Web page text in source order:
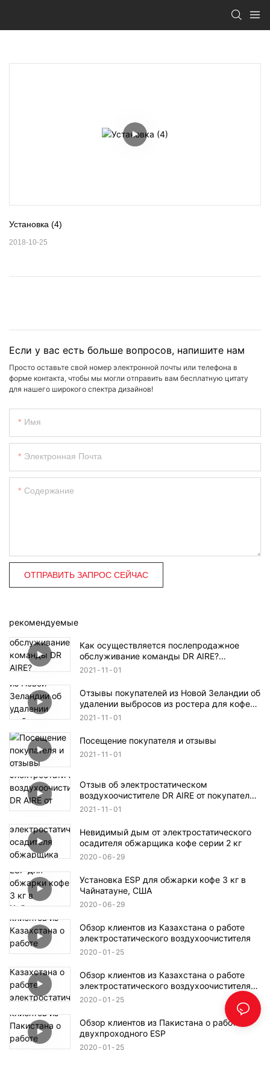
Установка (4)
2018-10-25
Если у вас есть больше вопросов, напишите нам
Просто оставьте свой номер электронной почты или телефона в
форме контакта, чтобы мы могли отправить вам бесплатную цитату
для нашего широкого спектра дизайнов!
Имя
Электронная Почта
Содержание
ОТПРАВИТЬ ЗАПРОС СЕЙЧАС
рекомендуемые
Как осуществляется послепродажное
обслуживание команды DR AIRE?
Посмотреть видеообзор покупателя
2021 11 01
Отзывы покупателей из Новой Зеландии об
удалении выбросов из ростера для кофе
на 60 кг
2021 11 01
Посещение покупателя и отзывы
2021 11 01
Отзыв об электростатическом
воздухоочистителе DR AIRE от покупателя
из Украины
2021 11 01
Невидимый дым от электростатического
осадителя обжарщика кофе серии 2 кг
2020 06 29
Установка ESP для обжарки кофе 3 кг в
Чайнатауне, США
2020 06 29
Обзор клиентов из Казахстана о работе
электростатического воздухоочистителя
2020 01 25
Обзор клиентов из Казахстана о работе
электростатического воздухоочистителя
колпака
2020 01 25
Обзор клиентов из Пакистана о работе
двухпроходного ESP
2020 01 25